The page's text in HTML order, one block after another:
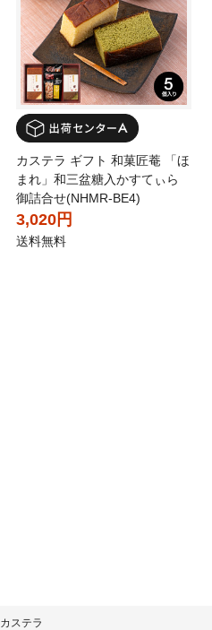
カステラ ギフト 和菓匠菴 「ほ
まれ」和三盆糖入かすてぃら
御詰合せ(NHMR-BE4)
3,020円
送料無料
カステラ